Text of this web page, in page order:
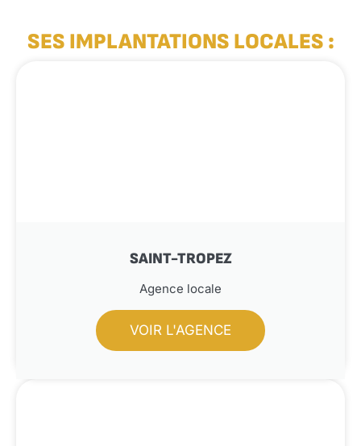
SES IMPLANTATIONS LOCALES :
SAINT-TROPEZ
Agence locale
VOIR L'AGENCE